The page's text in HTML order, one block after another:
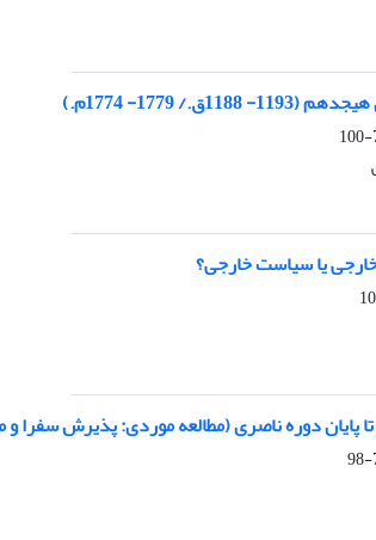
1779- 1774م.)
خارجی یا سیاست خارجی؟
تا پایان دوره ناصری (مطالعه موردی: پذیرش سفرا